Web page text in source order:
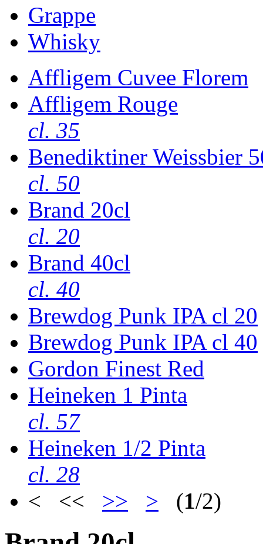
Grappe
Whisky
Affligem Cuvee Florem
Affligem Rouge
cl. 35
Benediktiner Weissbier
cl. 50
Brand 20cl
cl. 20
Brand 40cl
cl. 40
Brewdog Punk IPA cl 20
Brewdog Punk IPA cl 40
Gordon Finest Red
Heineken 1 Pinta
cl. 57
Heineken 1/2 Pinta
cl. 28
< << >> > (1/2)